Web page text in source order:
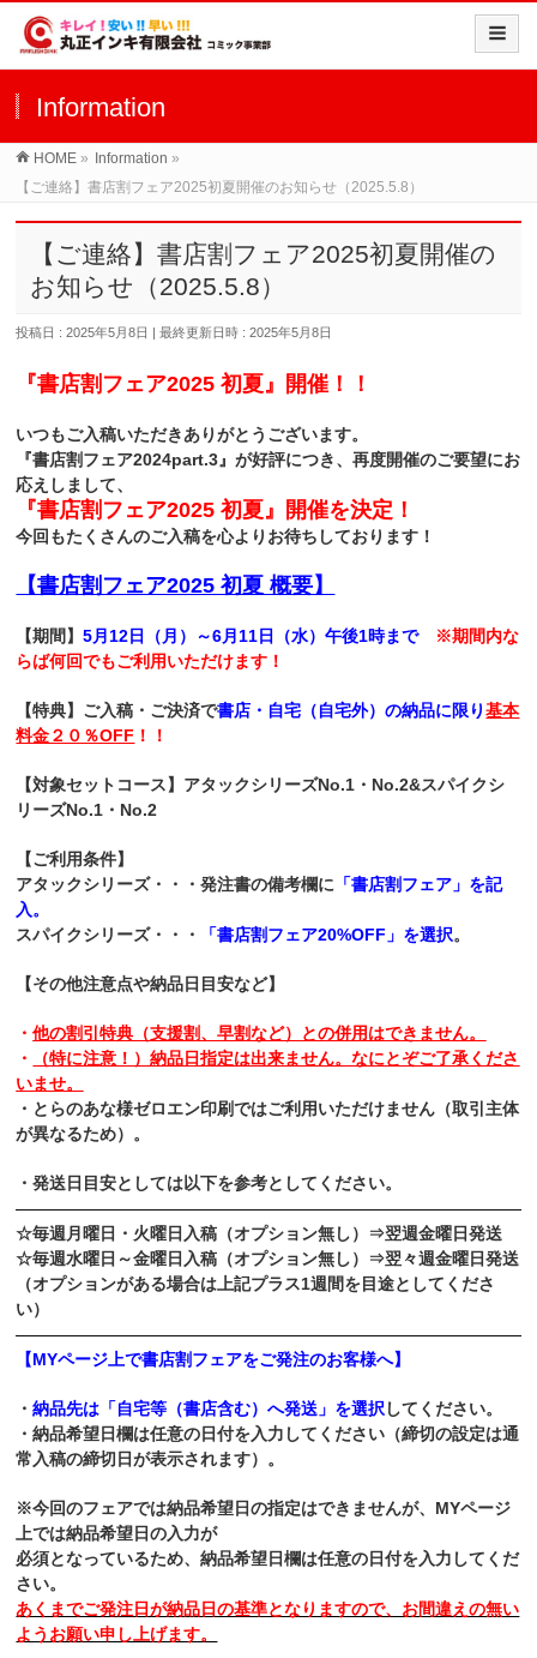
Information
HOME » Information »
【ご連絡】書店割フェア2025初夏開催のお知らせ（2025.5.8）
【ご連絡】書店割フェア2025初夏開催の
お知らせ（2025.5.8）
投稿日 : 2025年5月8日 最終更新日時 : 2025年5月8日
『書店割フェア2025 初夏』開催！！
いつもご入稿いただきありがとうございます。
『書店割フェア2024part.3』が好評につき、再度開催のご要望にお
応えしまして、
『書店割フェア2025 初夏』 開催を決定！
今回もたくさんのご入稿を心よりお待ちしております！
【書店割フェア2025 初夏 概要】
【期間】5月12日（月）～6月11日（水）午後1時まで
※期間内な
らば何回でもご利用いただけます！
【特典】ご入稿・ご決済で書店・自宅（自宅外）の納品に限り基本
料金２０％OFF ！！
【対象セットコース】アタックシリーズNo.1・No.2&スパイクシ
リーズNo.1・No.2
【ご利用条件】
アタックシリーズ・・・発注書の備考欄に 「書店割フェア」を記
入。
スパイクシリーズ・・・
「書店割フェア20%OFF」を選択。
【その他注意点や納品日目安など】
・他の割引特典（支援割、早割など） との併用はできません。
・
（特に注意！）納品日指定は出来ません。なにとぞご了承くださ
いませ。
・とらのあな様ゼロエン印刷ではご利用いただけません（取引主体
が異なるため）。
・発送日目安としては以下を参考としてください。
———————————————————————————————
☆毎週月曜日・火曜日入稿（オプション無し）⇒翌週金曜日発送
☆毎週水曜日～金曜日入稿（オプション無し）⇒翌々週金曜日発送
（オプションがある場合は上記プラス1週間を目途としてくださ
い）
———————————————————————————————
【MYページ上で書店割フェアをご発注のお客様へ】
・納品先は「自宅等（書店含む）へ発送」を選択 してください。
・納品希望日欄は任意の日付を入力してください（締切の設定は通
常入稿の締切日が表示されます）。
※今回のフェアでは納品希望日の指定はできませんが、MYページ
上では納品希望日の入力が
必須となっているため、納品希望日欄は任意の日付を入力してくだ
さい。
あくまでご発注日が納品日の基準となりますので、お間違えの無い
ようお願い申し上げます。